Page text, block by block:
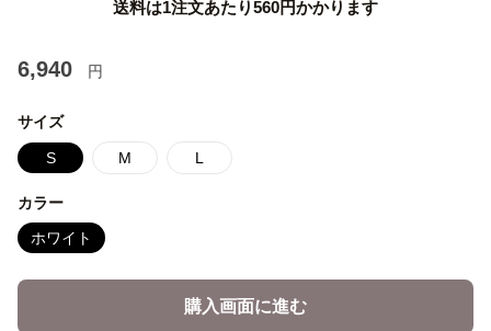
送料は1注文あたり560円かかります
6,940 円
サイズ
S M L
カラー
ホワイト
購入画面に進む